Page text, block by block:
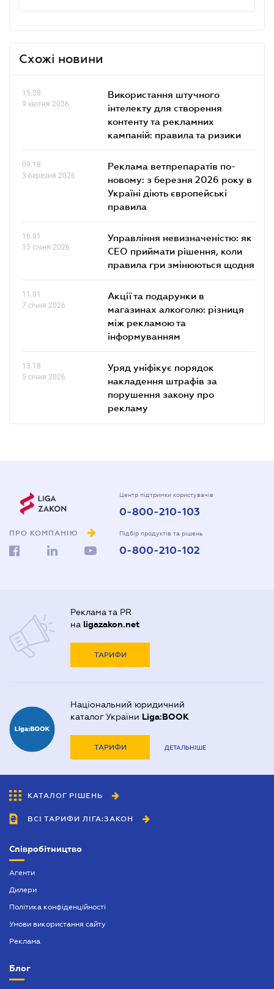
Схожі новини
15.28
9 квітня 2026
Використання штучного
інтелекту для створення
контенту та рекламних
кампаній: правила та ризики
09.18
3 березня 2026
Реклама ветпрепаратів по-
новому: з березня 2026 року в
Україні діють європейські
правила
16.01
15 січня 2026
Управління невизначеністю: як
СЕО приймати рішення, коли
правила гри змінюються щодня
11.01
7 січня 2026
Акції та подарунки в
магазинах алкоголю: різниця
між рекламою та
інформуванням
13.18
5 січня 2026
Уряд уніфікує порядок
накладення штрафів за
порушення закону про
рекламу
ПРО КОМПАНІЮ
Центр підтримки користувачів
0-800-210-103
Підбір продуктів та рішень
0-800-210-102
Реклама та PR
на ligazakon.net
ТАРИФИ
Національний юридичний
каталог України Liga:BOOK
ТАРИФИ ДЕТАЛЬНІШЕ
КАТАЛОГ РІШЕНЬ
ВСІ ТАРИФИ ЛІГА:ЗАКОН
Співробітництво
Агенти
Дилери
Політика конфіденційності
Умови використання сайту
Реклама
Блог